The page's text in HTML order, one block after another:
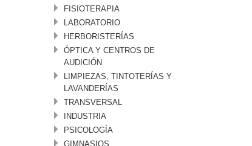
FISIOTERAPIA
LABORATORIO
HERBORISTERÍAS
ÓPTICA Y CENTROS DE
AUDICIÓN
LIMPIEZAS, TINTOTERÍAS Y
LAVANDERÍAS
TRANSVERSAL
INDUSTRIA
PSICOLOGÍA
GIMNASIOS